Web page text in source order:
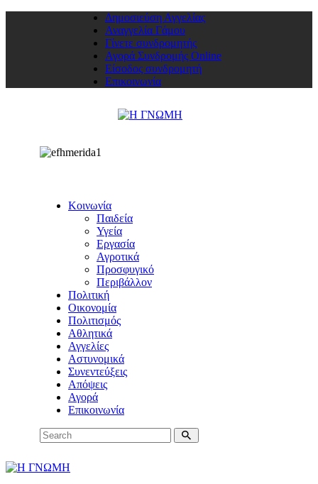
Δημοσιεύση Αγγελίας
Αναγγελία Γάμου
Γίνετε συνδρομητής
Αγορά Συνδρομής Online
Είσοδος συνδρομητή
Επικοινωνία
Κοινωνία
Παιδεία
Υγεία
Εργασία
Αγροτικά
Προσφυγικό
Περιβάλλον
Πολιτική
Οικονομία
Πολιτισμός
Αθλητικά
Αγγελίες
Αστυνομικά
Συνεντεύξεις
Απόψεις
Αγορά
Επικοινωνία